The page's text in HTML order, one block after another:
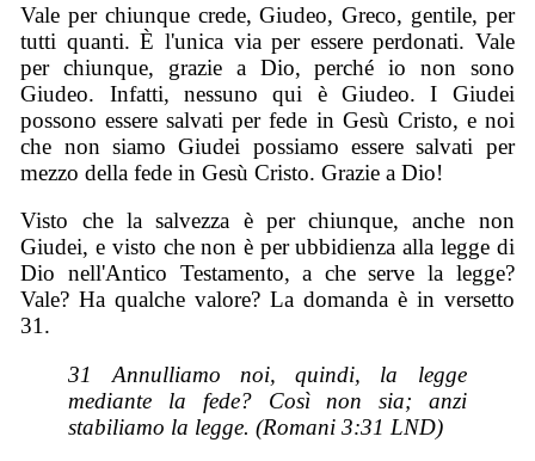
Vale per chiunque crede, Giudeo, Greco, gentile, per
tutti quanti. È l'unica via per essere perdonati. Vale
per chiunque, grazie a Dio, perché io non sono
Giudeo. Infatti, nessuno qui è Giudeo. I Giudei
possono essere salvati per fede in Gesù Cristo, e noi
che non siamo Giudei possiamo essere salvati per
mezzo della fede in Gesù Cristo. Grazie a Dio!
Visto che la salvezza è per chiunque, anche non
Giudei, e visto che non è per ubbidienza alla legge di
Dio nell'Antico Testamento, a che serve la legge?
Vale? Ha qualche valore? La domanda è in versetto
31.
31 Annulliamo noi, quindi, la legge
mediante la fede? Così non sia; anzi
stabiliamo la legge. (Romani 3:31 LND)